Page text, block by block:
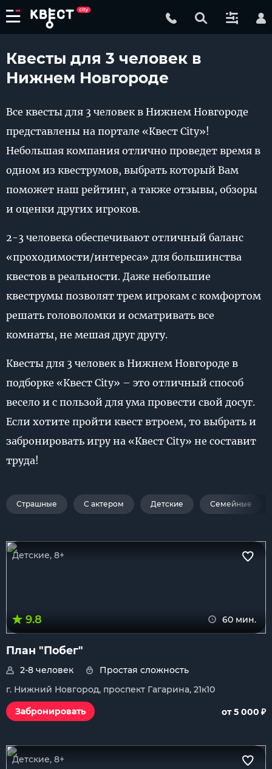
Квесты для 3 человек в
Нижнем Новгороде
Все квесты для 3 человек в Нижнем Новгороде
представлены на портале «Квест City»!
Небольшая компания отлично проведет время в
одном из квеструмов, выбрать который Вам
поможет наш рейтинг, а также отзывы, обзоры
и оценки других игроков.
2-3 человека обеспечивают отличный баланс
«проходимости/интереса» для большинства
квестов в реальности. Даже небольшие
квеструмы позволят трем игрокам с комфортом
решать головоломки и осматривать все
комнаты, не мешая друг другу.
Квесты для 3 человек в Нижнем Новгороде в
подборке «Квест City» – это отличный способ
весело и с пользой для ума провести свой досуг.
Если хотите пройти квест втроем, то выбрать и
забронировать игру на «Квест City» не составит
труда!
Страшные С актером Детские Семейные
Детские, 8+
9.8 60 мин.
План "Побег"
2-8 человек
Простая сложность
г. Нижний Новгород, проспект Гагарина, 21к10
Забронировать
от 5 000 ₽
Детские, 8+